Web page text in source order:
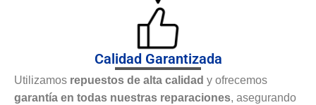
Calidad Garantizada
Utilizamos repuestos de alta calidad y ofrecemos
garantía en todas nuestras reparaciones, asegurando